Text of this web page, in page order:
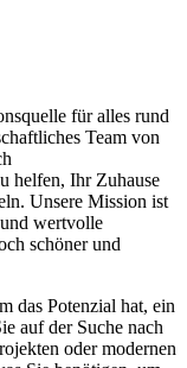
für alles rund
Team von
helfen, Ihr Zuhause
Unsere Mission ist
wertvolle
schöner und
das Potenzial hat, ein
auf der Suche nach
oder modernen